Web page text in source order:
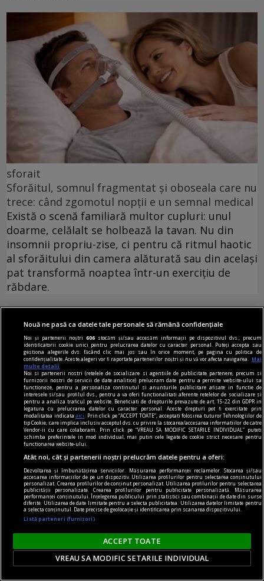
sforait
Sforăitul, somnul fragmentat și oboseala care nu
trece: când zgomotul nopții e un semnal medical
Există o scenă familiară multor cupluri: unul
doarme, celălalt se holbează la tavan. Nu din
insomnii propriu-zise, ci pentru că ritmul haotic
al sforăitului din camera alăturată sau din același
pat transformă noaptea într-un exercițiu de
răbdare.
literatura
Clasicii literaturii în ediții de colecție
Portretul lui Dorian Gray rămâne același roman,
fie că îl citești într-o ediție simplă sau într-una
legată elegant. Totuși, dacă ai ținut vreodată în
mână o carte bine făcută, știi că experiența nu
este chiar aceeași.
Nouă ne pasă ca datele tale personale să rămână confidențiale
Noi și partenerii noștri606 stocăm și/sau accesăm informații pe dispozitivul dvs., precum
identificatorii cookie unici pentru prelucrarea datelor cu caracter personal. Puteți accepta sau
gestiona alegerile dvs. făcând clic mai jos sau în orice moment, pe pagina cu politica de
confidențialitate. Aceste alegeri vor fi raportate partenerilor noștri și nu vă vor afecta navigarea.
Mai
multe detalii
Noi si partenerii nostri (retelele de socializare si agentiile de publicitate partenere, precum si
furnizorii nostri de servicii de date analitice) prelucram date pentru a permite website-ului sa
functioneze, pentru a personaliza continutul si anunturile publicitare afisate in functie de
interesele si/sau profilul dvs., pentru a va oferi functionalitati aferente retelelor de socializare si
pentru a analiza traficul pe website. Beneficiati de drepturile prevazute de art. 15-22 din GDPR in
legatura cu prelucrarea datelor cu caracter personal. Aceste drepturi pot fi exercitate prin
modalitatea indicataaici
. Prin click pe “ACCEPT TOATE”, acceptati folosirea tuturor Tehnologiilor de
tip Cookie, care implica inclusiv acceptul dvs. cu privire la stocarea/accesarea informatiilor de catre
Vendor-ii cu care colaboram. Prin click pe “VREAU SA MODIFIC SETARILE INDIVIDUAL” puteti
schimba preferintele in mod individual, mai putin cele legate de cookie strict necesare pentru
functionarea website-ului.
Atât noi, cât și partenerii noștri prelucrăm datele pentru a oferi:
Dezvoltarea și îmbunătățirea serviciilor. Măsurarea performanței reclamelor. Stocarea și/sau
accesarea informațiilor de pe un dispozitiv. Utilizarea profilurilor pentru selectarea conținutului
personalizat. Crearea profilurilor de conținut personalizat. Utilizarea profilurilor pentru selectarea
publicității personalizate. Crearea profilurilor pentru publicitate personalizată. Măsurarea
performanței conținutului. Înțelegerea publicului prin statistici sau combinații de date din surse
diferite. Utilizarea de date limitate pentru a selecta publicitatea. Utilizarea datelor limitate pentru
a selecta conținutul. Date precise de geolocație și identificarea prin scanarea dispozitivului.
Listă parteneri (furnizori)
ACCEPT TOATE
VREAU SA MODIFIC SETARILE INDIVIDUAL